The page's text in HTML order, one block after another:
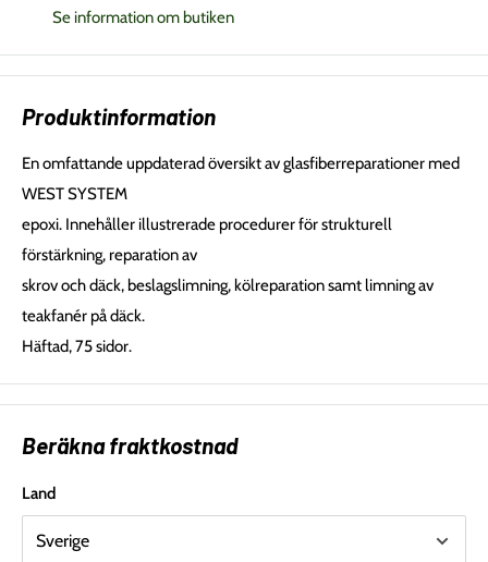
Se information om butiken
Produktinformation
En omfattande uppdaterad översikt av glasfiberreparationer med
WEST SYSTEM
epoxi. Innehåller illustrerade procedurer för strukturell
förstärkning, reparation av
skrov och däck, beslagslimning, kölreparation samt limning av
teakfanér på däck.
Häftad, 75 sidor.
Beräkna fraktkostnad
Land